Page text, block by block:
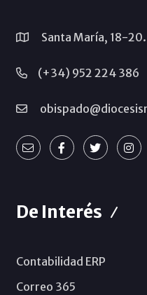
Santa María, 18-
(+34) 952 224 386
De Interés
Contabilidad ERP
Correo 365